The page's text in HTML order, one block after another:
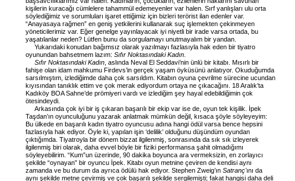
kişilerin kuracağı cümlelere tahammül edemeyenler var halen. Sırf yanlışları ulu orta
söylediğimiz ve sorumluları işaret ettiğimiz için bizleri terörist ilan edenler var.
“Anayasaya rağmen” en geniş yetkilerini kullanarak suç işlemekten çekinmeyen
yöneticilerimiz var. Eğer genelge yayınlayacak iyi niyetli bir irade varsa ortada, bu
yaşatılanlar neden? Lütfen bunu da sorgulamayı unutmayalım bir yandan.
Yukarıdaki konudan bağımsız olarak yazılmayı fazlasıyla hak eden bir tiyatro
oyunundan bahsetmem lazım: Sıfır Noktasındaki Kadın
Sıfır Noktasındaki Kadın , aslında Neval El Seddavi’nin ünlü bir kitabı. Mısırlı bir
fahişe olan idam mahkumu Firdevs’in gerçek yaşam öyküsünü anlatıyor. Okuduğumda
sarsılmıştım, izlediğimde daha çok sarsıldım. Kitabın oyuna çevrilme sürecine ucundan
kıyısından tanıklık ettim ve çok merak ediyordum ortaya ne çıkacağını. 18 Aralık’ta
Kadıköy BOA Sahne’de prömiyeri vardı ve izlediğim şey hayal edebildiğimin çok
ötesindeydi.
Arkasında çok iyi bir iş çıkaran başarılı bir ekip var ise de, oyun tek kişilik. İpek
Taşdan’ın oyunculuğunu yazarak anlatmak mümkün değil, kısaca şöyle söyleyeyim:
Bu ülkede en başarılı kadın tiyatro oyuncusu adına hangi ödül varsa bence hepsini
fazlasıyla hak ediyor. Öyle ki, yapılan işin ‘delilik’ olduğunu düşündüm oyundan
çıktığımda. Tiyatroyla bir dönem bizzat ilgilenmiş, sonrasında da sık sık izleyerek
ilgilenmiş biri olarak, daha evvel böyle bir fiziki performansa şahit olmadığımı
söyleyebilirim. “Kum”un üzerinde, 90 dakika boyunca ara vermeksizin, en zorlayıcı
şekilde “oynayan” bir oyuncu İpek. Kitabı oyun metnine çeviren de kendisi aynı
zamanda ve bu durum da ayrıca ödülü hak ediyor. Stephen Zweig’ın Satranç'ını da
aynı şekilde metne çevirmiş ve çok başarılı şekilde sergilemişti; fakat hangisi daha deli